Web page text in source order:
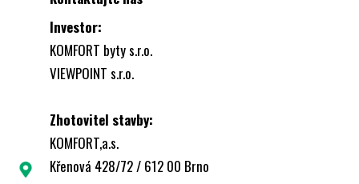
Investor:
KOMFORT byty s.r.o.
VIEWPOINT s.r.o.
Zhotovitel stavby:
KOMFORT,a.s.
Křenová 428/72 / 612 00 Brno